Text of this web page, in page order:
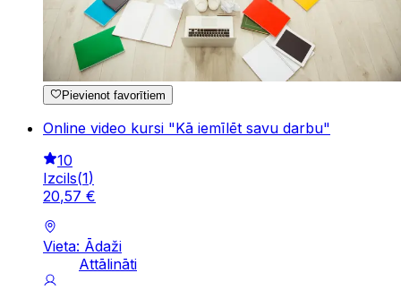
Pievienot favorītiem
Online video kursi "Kā iemīlēt savu darbu"
10
Izcils(1)
20,57 €
Vieta: Ādaži
Attālināti